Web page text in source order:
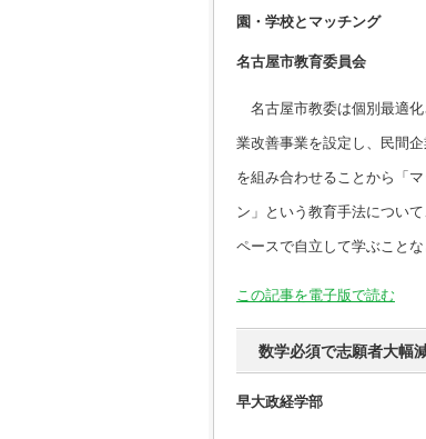
園・学校とマッチング
名古屋市教育委員会
名古屋市教委は個別最適化
業改善事業を設定し、民間
を組み合わせることから「
ン」という教育手法につい
ペースで自立して学ぶことな
この記事を電子版で読む
数学必須で志願者大幅
早大政経学部